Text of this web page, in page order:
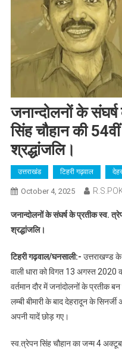
जनान्दोलनों के
सिंह चौहान की
श्रद्धांजलि।
उत्तराखंड टिहरी गढ़वाल
October 4, 2025
जनान्दोलनों के संघर्ष के प्रतीक स्व.
श्रद्धांजलि।
टिहरी गढ़वाल/घनसाली:- उत्तराखण्ड
वाली धारा को विगत 13 अगस्त 2020
वर्तमान दौर में जनांदोलनों के प्रतीक
लम्बी बीमारी के बाद देहरादून के
अपनी यादें छोड़ गए।
स्व.त्रेपन सिंह चौहान का जन्म 4